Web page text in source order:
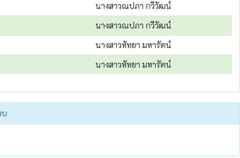
นางสาวณปภา กวีวัฒน์
นางสาวณปภา กวีวัฒน์
นางสาวหัทยา มหารัตน์
นางสาวหัทยา มหารัตน์
บ